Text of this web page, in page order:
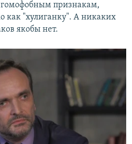
гомофобным признакам,
как "хулиганку". А никаких
якобы нет.